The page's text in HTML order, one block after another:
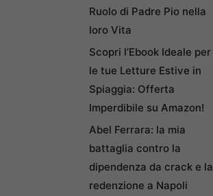
Ruolo di Padre Pio nella
loro Vita
Scopri l’Ebook Ideale per
le tue Letture Estive in
Spiaggia: Offerta
Imperdibile su Amazon!
Abel Ferrara: la mia
battaglia contro la
dipendenza da crack e la
redenzione a Napoli